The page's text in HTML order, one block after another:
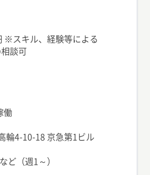
※スキル、経験等による
談可
働
輪4-10-18 京急第1ビル
ど（週1～）